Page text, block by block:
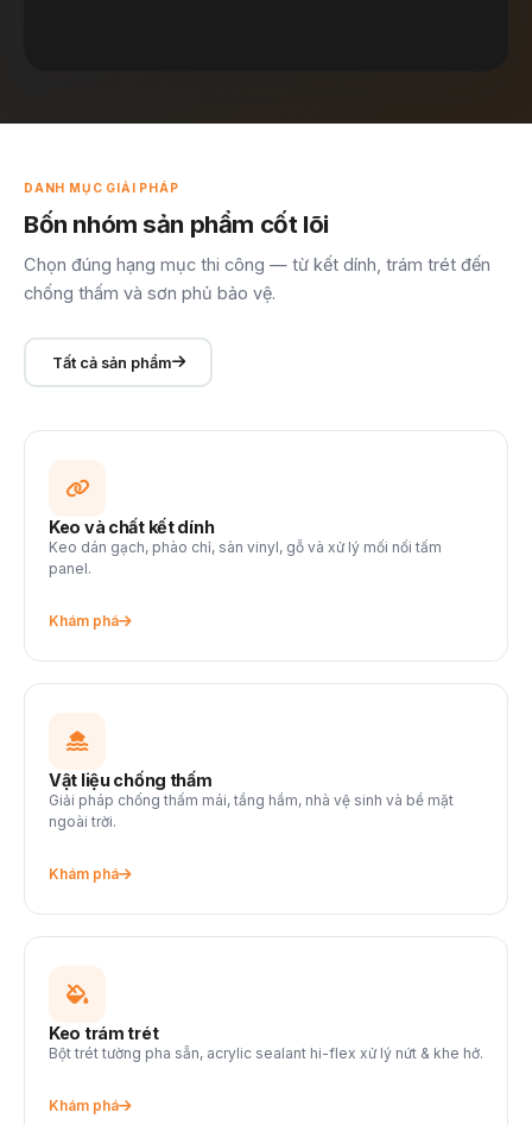
DANH MỤC GIẢI PHÁP
Bốn nhóm sản phẩm cốt lõi
Chọn đúng hạng mục thi công — từ kết dính, trám trét đến
chống thấm và sơn phủ bảo vệ.
Tất cả sản phẩm
Keo và chất kết dính
Keo dán gạch, phào chỉ, sàn vinyl, gỗ và xử lý mối nối tấm
panel.
Khám phá
Vật liệu chống thấm
Giải pháp chống thấm mái, tầng hầm, nhà vệ sinh và bề mặt
ngoài trời.
Khám phá
Keo trám trét
Bột trét tường pha sẵn, acrylic sealant hi-flex xử lý nứt & khe hở.
Khám phá